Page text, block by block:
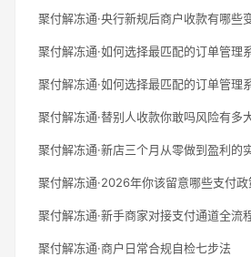
聚付解冻通·央行新规后商户收款有哪些
聚付解冻通·如何选择最匹配的订单管理
聚付解冻通·如何选择最匹配的订单管理
聚付解冻通·替别人收款你敢吗风险有多
聚付解冻通·新店三个月从零做到盈利的
聚付解冻通·2026年你该留意哪些支付政
聚付解冻通·新手商家对接支付通道全流
聚付解冻通·商户日常合规自检七步法